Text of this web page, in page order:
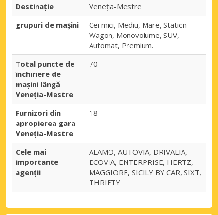
Destinaţie
Veneția-Mestre
grupuri de mașini
Cei mici, Mediu, Mare, Station
Wagon, Monovolume, SUV,
Automat, Premium.
Total puncte de
închiriere de
mașini lângă
Veneția-Mestre
70
Furnizori din
apropierea gara
Veneția-Mestre
18
Cele mai
importante
agenții
ALAMO, AUTOVIA, DRIVALIA,
ECOVIA, ENTERPRISE, HERTZ,
MAGGIORE, SICILY BY CAR, SIXT,
THRIFTY